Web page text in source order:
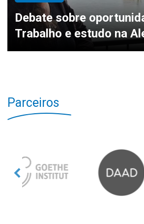
Debate sobre
Trabalho e estudo na
Parceiros